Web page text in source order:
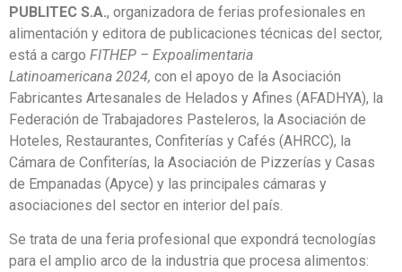
PUBLITEC S.A., organizadora de ferias profesionales en
alimentación y editora de publicaciones técnicas del sector,
está a cargo FITHEP – Expoalimentaria
Latinoamericana 2024, con el apoyo de la Asociación
Fabricantes Artesanales de Helados y Afines (AFADHYA), la
Federación de Trabajadores Pasteleros, la Asociación de
Hoteles, Restaurantes, Confiterías y Cafés (AHRCC), la
Cámara de Confiterías, la Asociación de Pizzerías y Casas
de Empanadas (Apyce) y las principales cámaras y
asociaciones del sector en interior del país.
Se trata de una feria profesional que expondrá tecnologías
para el amplio arco de la industria que procesa alimentos: